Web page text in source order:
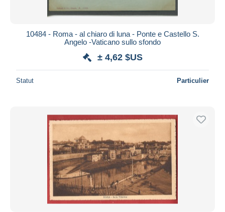
10484 - Roma - al chiaro di luna - Ponte e Castello S.
Angelo -Vaticano sullo sfondo
± 4,62 $US
Statut Particulier